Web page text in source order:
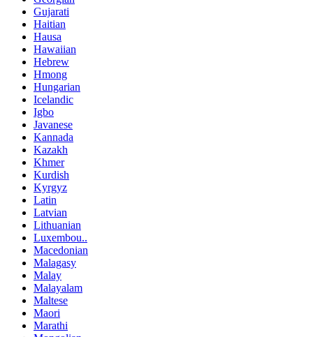
Gujarati
Haitian
Hausa
Hawaiian
Hebrew
Hmong
Hungarian
Icelandic
Igbo
Javanese
Kannada
Kazakh
Khmer
Kurdish
Kyrgyz
Latin
Latvian
Lithuanian
Luxembou..
Macedonian
Malagasy
Malay
Malayalam
Maltese
Maori
Marathi